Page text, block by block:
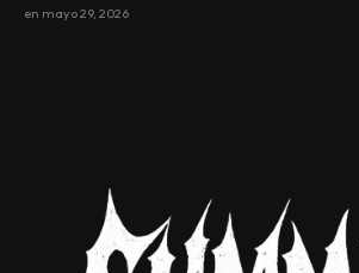
en mayo 29, 2026